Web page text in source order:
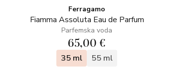
Ferragamo
Fiamma Assoluta Eau de Parfum
Parfemska voda
65,00 €
35 ml 55 ml